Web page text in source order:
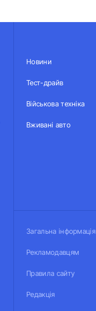
Новини
Тест-драйв
Військова техніка
Вживані авто
Загальна інформація
Рекламодавцям
Правила сайту
Редакція